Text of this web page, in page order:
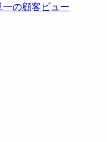
一の顧客ビュー